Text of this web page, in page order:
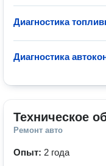
Диагностика
Диагностика
Техническое
Ремонт авто
Опыт: 2 года